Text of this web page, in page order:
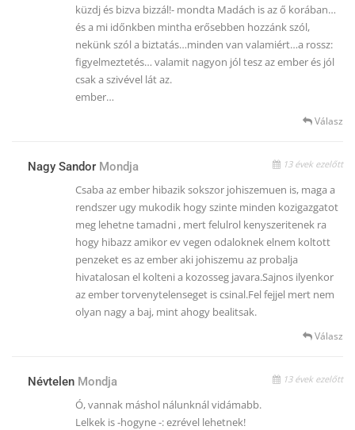
küzdj és bizva bizzál!- mondta Madách is az ő korában…
és a mi időnkben mintha erősebben hozzánk szól,
nekünk szól a biztatás…minden van valamiért…a rossz:
figyelmeztetés… valamit nagyon jól tesz az ember és jól
csak a szivével lát az.
ember…
Válasz
Nagy Sandor Mondja 13 évek ezelőtt
Csaba az ember hibazik sokszor johiszemuen is, maga a
rendszer ugy mukodik hogy szinte minden kozigazgatot
meg lehetne tamadni , mert felulrol kenyszeritenek ra
hogy hibazz amikor ev vegen odaloknek elnem koltott
penzeket es az ember aki johiszemu az probalja
hivatalosan el kolteni a kozosseg javara.Sajnos ilyenkor
az ember torvenytelenseget is csinal.Fel fejjel mert nem
olyan nagy a baj, mint ahogy bealitsak.
Válasz
Névtelen Mondja 13 évek ezelőtt
Ó, vannak máshol nálunknál vidámabb.
Lelkek is -hogyne -: ezrével lehetnek!